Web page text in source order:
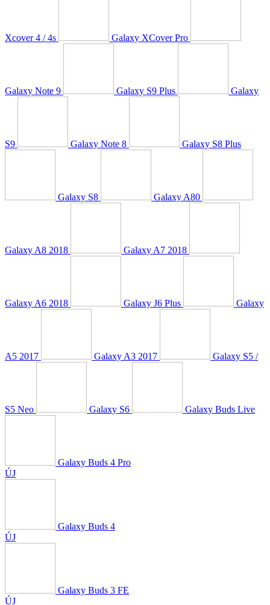
Xcover 4 / 4s Galaxy XCover Pro
Galaxy Note 9 Galaxy S9 Plus Galaxy
S9 Galaxy Note 8 Galaxy S8 Plus
Galaxy S8 Galaxy A80
Galaxy A8 2018 Galaxy A7 2018
Galaxy A6 2018 Galaxy J6 Plus Galaxy
A5 2017 Galaxy A3 2017 Galaxy S5 /
S5 Neo Galaxy S6 Galaxy Buds Live
Galaxy Buds 4 Pro
ÚJ
Galaxy Buds 4
ÚJ
Galaxy Buds 3 FE
ÚJ